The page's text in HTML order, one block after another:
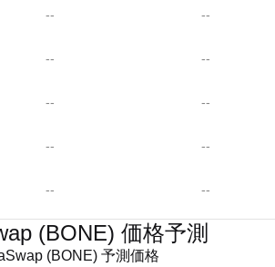
-- --
-- --
-- --
-- --
-- --
(BONE) 価格予測
(BONE) 予測価格